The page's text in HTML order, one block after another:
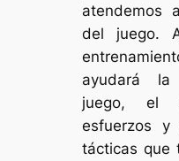
atendemos
del juego.
ayudará la
juego, el
esfuerzos y
tácticas que